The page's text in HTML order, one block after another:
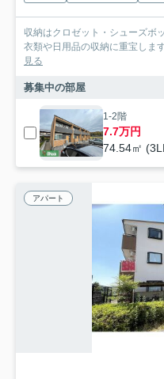
収納はクロゼット・シューズボ
衣類や日用品の収納に重宝しま
見る
募集中の部屋
1-2階
7.7万円
74.54㎡
アパート